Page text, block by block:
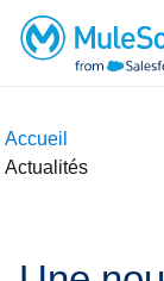
Accueil
Actualités